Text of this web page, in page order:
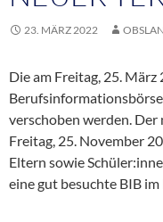
23. MÄRZ 2022
Die am Freitag, 25. März
verschoben werden. Der
Freitag, 25. November
Eltern sowie
eine gut besuchte BIB